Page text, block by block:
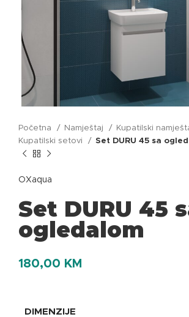
Početna Namještaj
Kupatilski
Kupatilski setovi
Set DURU 45 sa
OXaqua
Set DURU 45
ogledalom
180,00 KM
DIMENZIJE